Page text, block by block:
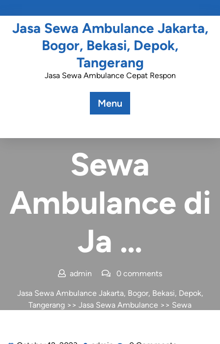
Jasa Sewa Ambulance Jakarta,
Bogor, Bekasi, Depok,
Tangerang
Jasa Sewa Ambulance Cepat Respon
Menu
Sewa
Ambulance di
Ja …
admin 0 comments
Jasa Sewa Ambulance Jakarta, Bogor, Bekasi, Depok,
Tangerang >> Jasa Sewa Ambulance >> Sewa